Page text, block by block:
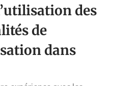
des
de
dans